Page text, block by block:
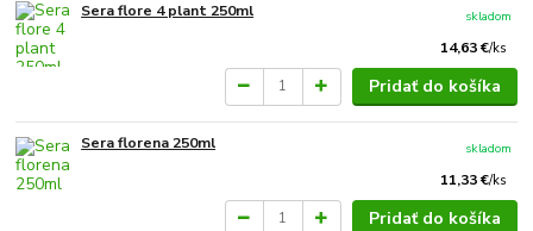
Sera flore 4 plant 250ml
14,63 €/ks
skladom
Pridať do košíka
Sera florena 250ml
11,33 €/ks
skladom
Pridať do košíka